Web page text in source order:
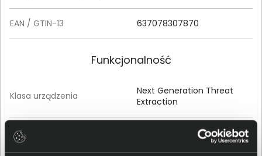
EAN / GTIN-13 637078307870
Funkcjonalność
Klasa urządzenia
Next Generation Threat
Extraction
Firewall